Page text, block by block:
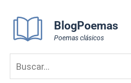
content
BlogPoemas
Poemas clásicos